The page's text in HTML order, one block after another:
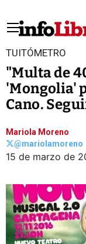
TUITÓMETRO
"Multa de
'Mongolia'
Cano.
Mariola Moreno
@mariolamoreno
15 de marzo de